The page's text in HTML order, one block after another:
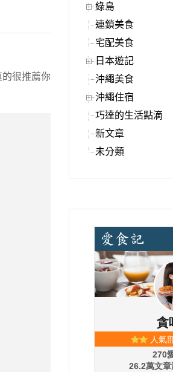
很推薦你
綠島
連鎖美食
宅配美食
日本遊記
沖繩美食
沖繩住宿
巧達的生活點滴
新文章
未分類